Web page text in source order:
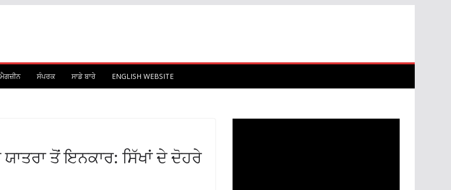
ਮੈਗਜ਼ੀਨ ਸੰਪਰਕ ਸਾਡੇ ਬਾਰੇ ENGLISH WEBSITE
ਤੋਂ ਇਨਕਾਰ: ਸਿੱਖਾਂ ਦੇ ਦੋਹਰੇ